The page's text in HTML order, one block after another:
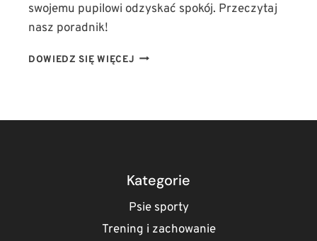
swojemu pupilowi odzyskać spokój. Przeczytaj
nasz poradnik!
DOWIEDZ SIĘ WIĘCEJ JAK
TERAPII
LĘKU,
STRESU
BÓLU
Kategorie
Psie sporty
Trening i zachowanie